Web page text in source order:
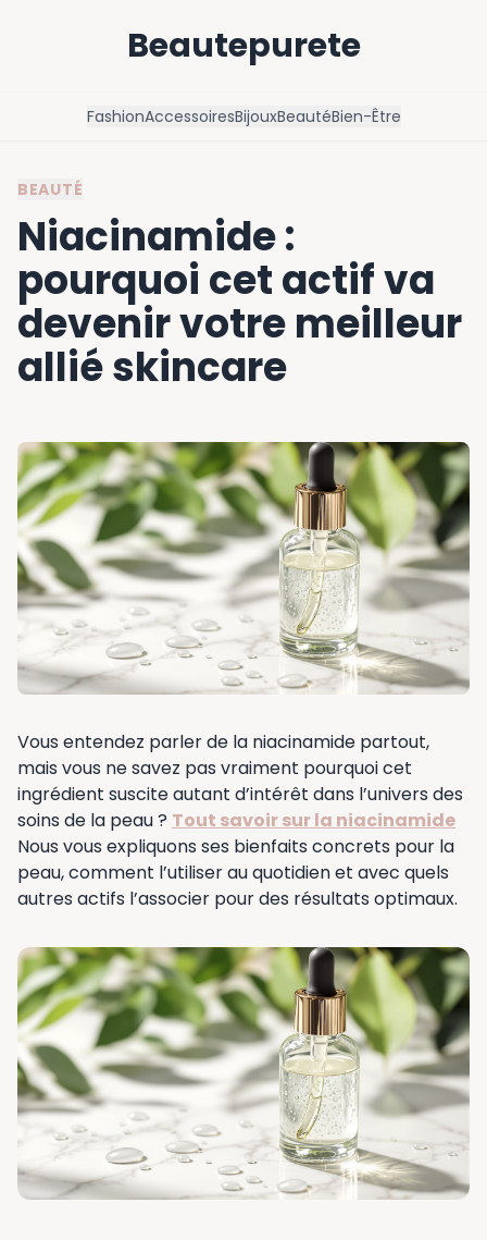
Beautepurete
FashionAccessoiresBijouxBeautéBien-Être
BEAUTÉ
Niacinamide :
pourquoi cet actif va
devenir votre meilleur
allié skincare
Vous entendez parler de la niacinamide partout,
mais vous ne savez pas vraiment pourquoi cet
ingrédient suscite autant d’intérêt dans l’univers des
soins de la peau ? Tout savoir sur la niacinamide
Nous vous expliquons ses bienfaits concrets pour la
peau, comment l’utiliser au quotidien et avec quels
autres actifs l’associer pour des résultats optimaux.